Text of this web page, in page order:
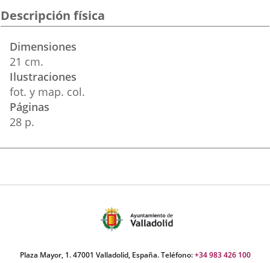
Descripción física
Dimensiones
21 cm.
Ilustraciones
fot. y map. col.
Páginas
28 p.
Plaza Mayor, 1. 47001 Valladolid, España. Teléfono:+34 983 426 100